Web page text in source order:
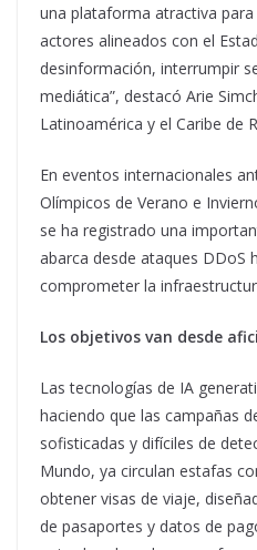
una plataforma atractiva
actores alineados con el
desinformación, interrumpir
mediática”, destacó Arie
Latinoamérica y el Caribe de
En eventos internacionales
Olímpicos de Verano e
se ha registrado una
abarca desde ataques DDoS
comprometer la
Los objetivos van desde
Las tecnologías de IA
haciendo que las campañas
sofisticadas y difíciles de
Mundo, ya circulan estafas
obtener visas de viaje,
de pasaportes y datos de